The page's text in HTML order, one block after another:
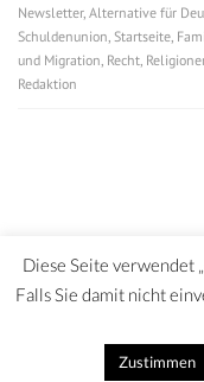
Newsletter, Alternative für
Schuldenunion, Startseite,
und Migration, Recht,
Redaktion
Diese Seite verwendet
Falls Sie damit nicht
Zustimmen